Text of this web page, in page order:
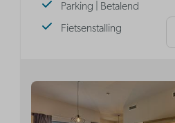
Parking | Betalend
Fietsenstalling